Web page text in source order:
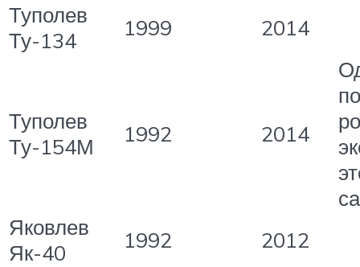
Туполев
Ту-134
1999 2014
Туполев
Ту-154М
1992 2014
Яковлев
Як-40
1992
2012